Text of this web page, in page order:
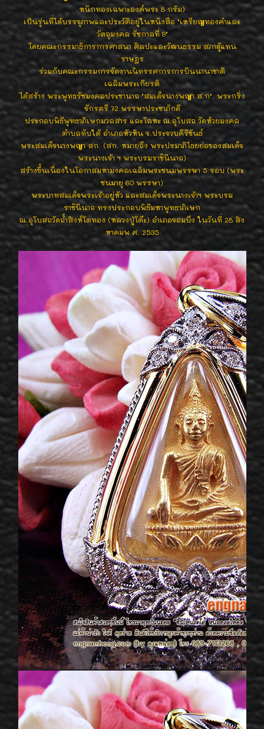
หนักทองเฉพาะองค์พระ 8 กรัม)
เป็นรุ่นที่ได้บรรจุภาพและประวัติอยู่ในหนังสือ "เหรียญทองคำและ
วัตถุมงคล รัชกาลที่ 9"
โดยคณะกรรมาธิการการศาสนา ศิลปะและวัฒนธรรม สภาผู้แทน
ราษฎร
ร่วมกับคณะกรรมการจัดงานนิทรรศการการบินนานาชาติ
เฉลิมพระเกียรติ
ได้สร้าง พระพุทธรัชมงคลประชานาถ "สมเด็จนางพญา ส.ก". พระกริ่ง
จักรตรี 72 พรรษาประชาภักดี
ประกอบพิธีพุทธาภิเษกมวลสาร และโลหะ ณ.อุโบสถ วัดห้วยมงคล
ตำบลทับใต้ อำเภอหัวหิน จ.ประจวบคีรีขันธ์
พระสมเด็จนางพญา สก. (สก. หมายถึง พระปรมาภิไธยย่อของสมเด็จ
พระนางเจ้า ฯ พระบรมราชินีนาถ)
สร้างขึ้นเนื่องในโอกาสมหามงคลเฉลิมพระชนมพรรษา 5 รอบ (พระ
ชนมายุ 60 พรรษา)
พระบาทสมเด็จพระเจ้าอยู่หัว และสมเด็จพระนางเจ้าฯ พระบรม
ราชินีนาถ ทรงประกอบพิธีมหาพุทธาภิเษก
ณ.อุโบสถวัดถ้ำสิงห์โตทอง (หลวงปู่โต๊ะ) อำเภอจอมบึง ในวันที่ 28 สิง
หาคมพ.ศ. 2535